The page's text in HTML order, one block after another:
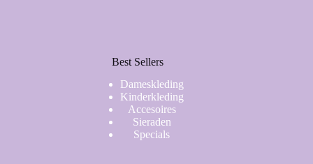
Best Sellers
Dameskleding
Kinderkleding
Accesoires
Sieraden
Specials